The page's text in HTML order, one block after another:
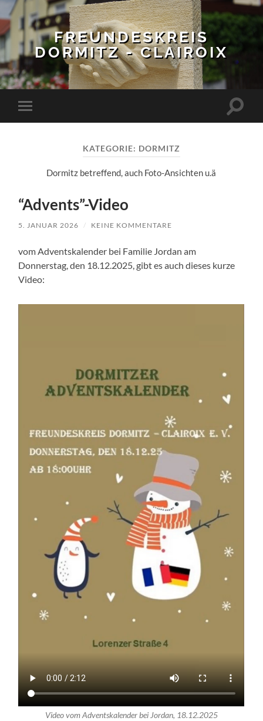
FREUNDESKREIS
DORMITZ - CLAIROIX
Mobile-
Menü
KATEGORIE: DORMITZ
Dormitz betreffend, auch Foto-Ansichten u.ä
“Advents”-Video
5. JANUAR 2026 / KEINE KOMMENTARE
vom Adventskalender bei Familie Jordan am
Donnerstag, den 18.12.2025, gibt es auch dieses kurze
Video:
Video vom Adventskalender bei Jordan, 18.12.2025